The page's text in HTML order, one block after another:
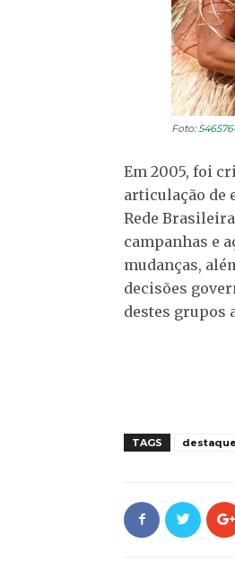
Foto:
Em 2005, foi
articulação de
Rede
campanhas e
mudanças,
decisões
destes grupos
TAGS